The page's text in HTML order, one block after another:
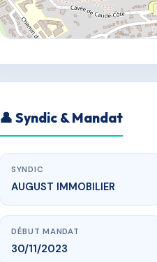
👤 Syndic & Mandat
SYNDIC
AUGUST IMMOBILIER
DÉBUT MANDAT
30/11/2023